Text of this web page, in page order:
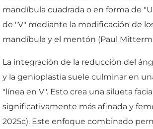
mandíbula cuadrada o en forma de
de "V" mediante la modificación de
mandíbula y el mentón (Paul
La integración de la reducción del
y la genioplastia suele culminar en
"línea en V". Esto crea una silueta
significativamente más afinada y
2025c). Este enfoque combinado